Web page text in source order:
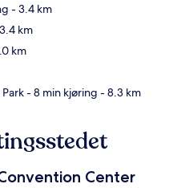
- 3.4 km
km
km
- 8 min kjøring - 8.3 km
Center